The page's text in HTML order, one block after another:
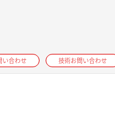
い合わせ 技術お問い合わせ